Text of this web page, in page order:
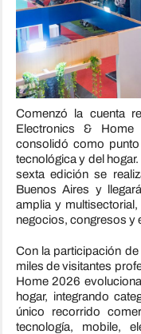
Comenzó la cuenta
Electronics &
consolidó como
tecnológica y del
sexta edición se
Buenos Aires y
amplia y
negocios, congresos y
Con la participación
miles de visitantes
Home 2026
hogar, integrando
único recorrido
tecnología, mobile,